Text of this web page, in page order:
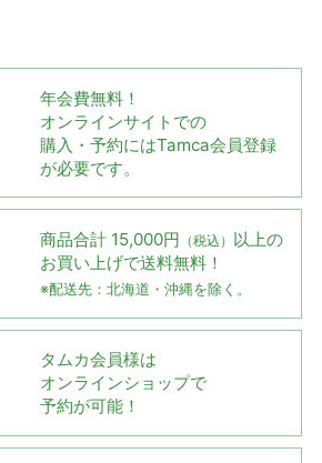
年会費無料！
オンラインサイトでの
購入・予約にはTamca会員登録
が必要です。
商品合計 15,000円 （税込） 以上の
お買い上げで送料無料！
※配送先：北海道・沖縄を除く。
タムカ会員様は
オンラインショップで
予約が可能！